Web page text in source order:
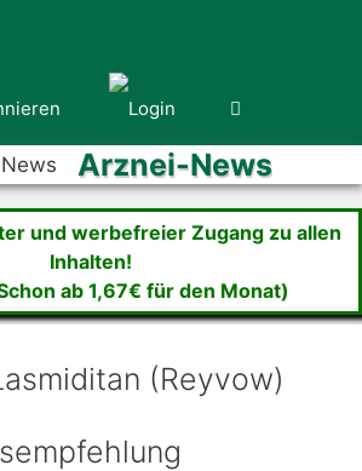
Arznei-News
und werbefreier Zugang zu allen
Inhalten!
ab 1,67€ für den Monat)
(Reyvow)